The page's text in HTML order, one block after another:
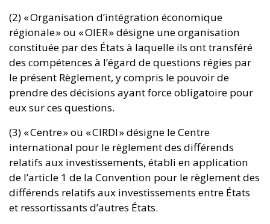
(2) « Organisation d’intégration économique
régionale » ou « OIER » désigne une organisation
constituée par des États à laquelle ils ont transféré
des compétences à l’égard de questions régies par
le présent Règlement, y compris le pouvoir de
prendre des décisions ayant force obligatoire pour
eux sur ces questions.
(3) « Centre » ou « CIRDI » désigne le Centre
international pour le règlement des différends
relatifs aux investissements, établi en application
de l’article 1 de la Convention pour le règlement des
différends relatifs aux investissements entre États
et ressortissants d’autres États.